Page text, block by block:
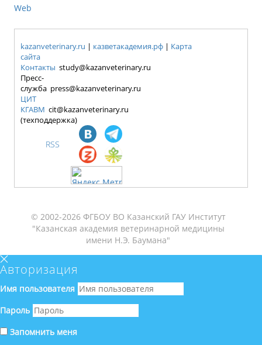
Web
kazanveterinary.ru | казветакадемия.рф | Карта
сайта
Контакты study@kazanveterinary.ru
Пресс-
служба press@kazanveterinary.ru
ЦИТ
КГАВМ cit@kazanveterinary.ru
(техподдержка)
RSS
© 2002-2026 ФГБОУ ВО Казанский ГАУ Институт
"Казанская академия ветеринарной медицины
имени Н.Э. Баумана"
Авторизация
Имя пользователя
Пароль
Запомнить меня